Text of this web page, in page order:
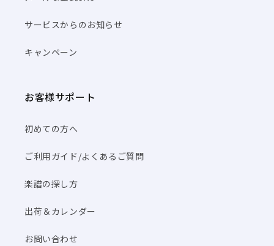
サービスからのお知らせ
キャンペーン
お客様サポート
初めての方へ
ご利用ガイド/よくあるご質問
楽譜の探し方
出荷＆カレンダー
お問い合わせ